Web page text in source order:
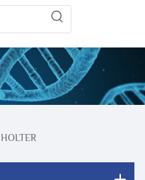
HOLTER